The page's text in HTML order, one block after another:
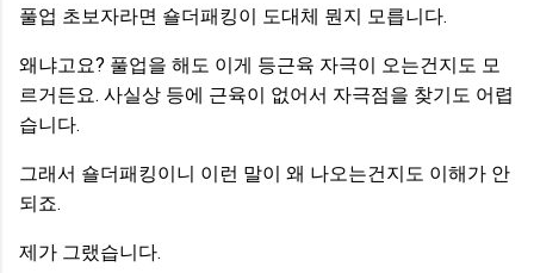
풀업 초보자라면 숄더패킹이 도대체 뭔지 모릅니다.
왜냐고요? 풀업을 해도 이게 등근육 자극이 오는건지도 모
르거든요. 사실상 등에 근육이 없어서 자극점을 찾기도 어렵
습니다.
그래서 숄더패킹이니 이런 말이 왜 나오는건지도 이해가 안
되죠.
제가 그랬습니다.